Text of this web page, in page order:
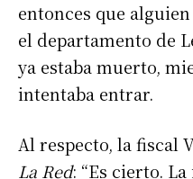
entonces que
el departamento de
ya estaba muerto,
intentaba entrar.
Al respecto, la fiscal
La Red: “Es cierto.